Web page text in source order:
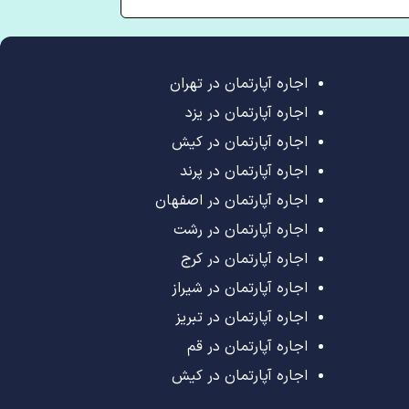
اجاره آپارتمان در تهران
اجاره آپارتمان در یزد
اجاره آپارتمان در کیش
اجاره آپارتمان در پرند
اجاره آپارتمان در اصفهان
اجاره آپارتمان در رشت
اجاره آپارتمان در کرج
اجاره آپارتمان در شیراز
اجاره آپارتمان در تبریز
اجاره آپارتمان در قم
اجاره آپارتمان در کیش